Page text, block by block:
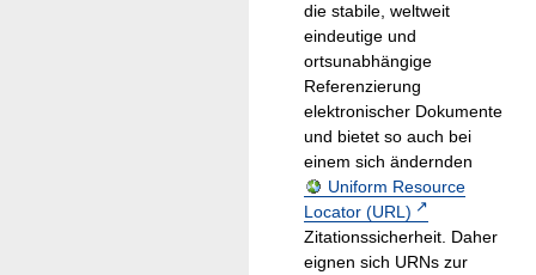
die stabile, weltweit
eindeutige und
ortsunabhängige
Referenzierung
elektronischer Dokumente
und bietet so auch bei
einem sich ändernden
Uniform Resource
Locator (URL)
Zitationssicherheit. Daher
eignen sich URNs zur